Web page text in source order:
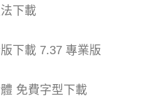
下載
下載 7.37 專業版
免費字型下載